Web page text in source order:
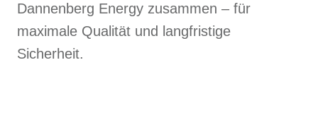
Dannenberg Energy zusammen – für
maximale Qualität und langfristige
Sicherheit.